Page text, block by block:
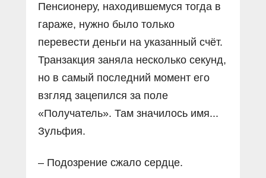
Пенсионеру, находившемуся тогда в
гараже, нужно было только
перевести деньги на указанный счёт.
Транзакция заняла несколько секунд,
но в самый последний момент его
взгляд зацепился за поле
«Получатель». Там значилось имя...
Зульфия.
– Подозрение сжало сердце.